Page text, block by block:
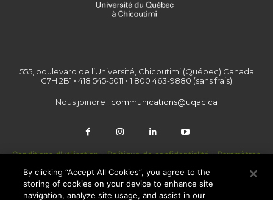
555, boulevard de l’Université, Chicoutimi (Québec) Canada
G7H 2B1 • 418 545-5011 • 1 800 463-9880 (sans frais)
Nous joindre : communications@uqac.ca
Conditions d'utilisation-Politique de confidentialité-Paramètres
des témoins
By clicking “Accept All Cookies”, you agree to the
storing of cookies on your device to enhance site
navigation, analyze site usage, and assist in our